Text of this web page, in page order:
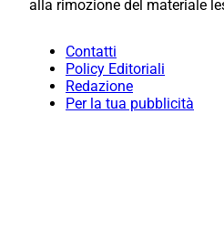
alla rimozione del materiale
Contatti
Policy Editoriali
Redazione
Per la tua pubblicità